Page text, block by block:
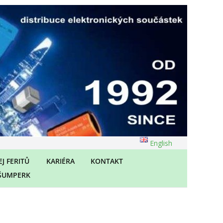
English
FERITŮ
KARIÉRA KONTAKT